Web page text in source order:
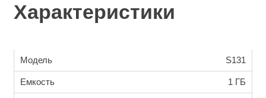
Характеристики
Модель S131
Емкость 1 ГБ